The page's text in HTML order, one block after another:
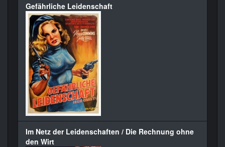
Gefährliche Leidenschaft
Im Netz der Leidenschaften / Die Rechnung ohne
den Wirt